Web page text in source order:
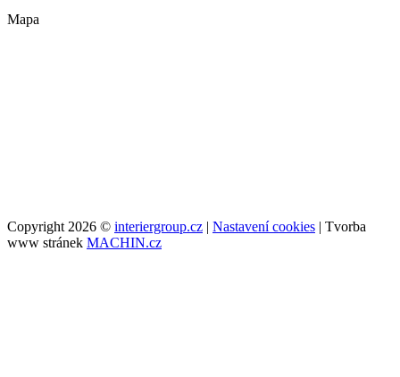
Mapa
Copyright 2026 © interiergroup.cz | Nastavení cookies | Tvorba
www stránek MACHIN.cz